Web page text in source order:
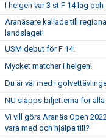
I helgen var 3 st F 14 lag
Aranäsare kallade till
landslaget!
USM debut för F 14!
Mycket matcher i helgen!
Du är väl med i
NU släpps biljetterna för
Vi vill göra Aranäs Open
vara med och hjälpa till?